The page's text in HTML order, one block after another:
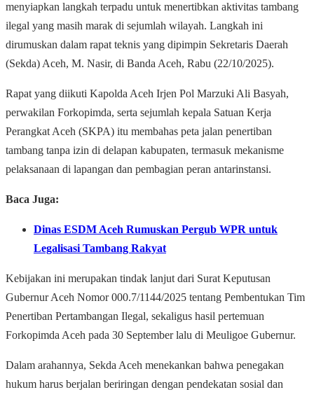
menyiapkan langkah terpadu untuk menertibkan aktivitas tambang
ilegal yang masih marak di sejumlah wilayah. Langkah ini
dirumuskan dalam rapat teknis yang dipimpin Sekretaris Daerah
(Sekda) Aceh, M. Nasir, di Banda Aceh, Rabu (22/10/2025).
Rapat yang diikuti Kapolda Aceh Irjen Pol Marzuki Ali Basyah,
perwakilan Forkopimda, serta sejumlah kepala Satuan Kerja
Perangkat Aceh (SKPA) itu membahas peta jalan penertiban
tambang tanpa izin di delapan kabupaten, termasuk mekanisme
pelaksanaan di lapangan dan pembagian peran antarinstansi.
Baca Juga:
Dinas ESDM Aceh Rumuskan Pergub WPR untuk
Legalisasi Tambang Rakyat
Kebijakan ini merupakan tindak lanjut dari Surat Keputusan
Gubernur Aceh Nomor 000.7/1144/2025 tentang Pembentukan Tim
Penertiban Pertambangan Ilegal, sekaligus hasil pertemuan
Forkopimda Aceh pada 30 September lalu di Meuligoe Gubernur.
Dalam arahannya, Sekda Aceh menekankan bahwa penegakan
hukum harus berjalan beriringan dengan pendekatan sosial dan